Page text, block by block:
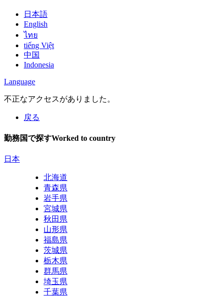
日本語
English
ไทย
tiếng Việt
中国
Indonesia
Language
不正なアクセスがありました。
戻る
勤務国で探すWorked to country
日本
北海道
青森県
岩手県
宮城県
秋田県
山形県
福島県
茨城県
栃木県
群馬県
埼玉県
千葉県